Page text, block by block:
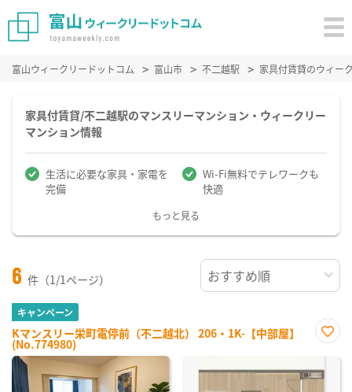
富山ウィークリードットコム 富山市 不二越駅 家具付賃貸のウィー
家具付賃貸/不二越駅のマンスリーマンション・ウィークリー
マンション情報
生活に必要な家具・家電を
完備
Wi-Fi無料でテレワークも
快適
もっと見る
6 件（1/1ページ）
キャンペーン
Kマンスリー栄町電停前（不二越北） 206・1K-【中部屋】
(No.774980)
に入
り登
録